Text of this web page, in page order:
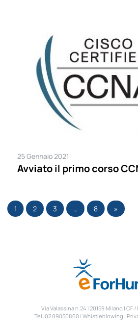
25 Gennaio 2021
Avviato il primo corso
1 2 3 … 8 »
Via Valassina n.24 | 20159 Milano | CF
Tel: 02 89050860 | Whistleblowing |